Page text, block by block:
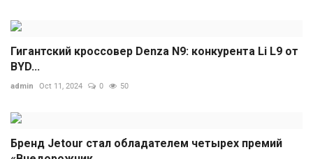
Гигантский кроссовер Denza N9: конкурента Li L9 от
BYD...
admin Oct 11, 2024 0 50
Бренд Jetour стал обладателем четырех премий